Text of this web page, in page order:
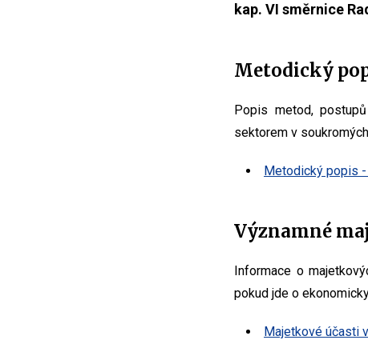
kap. VI směrnice
Metodický
Popis metod,
sektorem v
Metodický popis -
Významné
Informace o
pokud jde o
Majetkové účasti